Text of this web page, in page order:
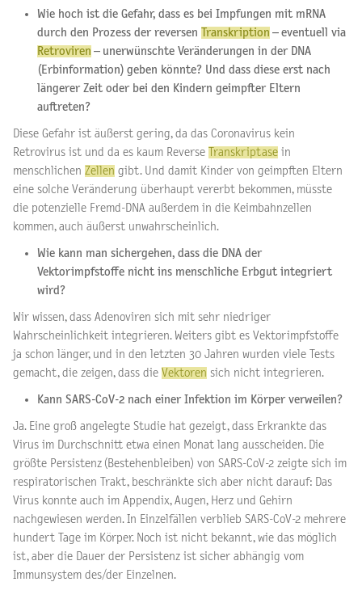
Wie hoch ist die Gefahr, dass es bei Impfungen mit mRNA
durch den Prozess der reversen
Transkription – eventuell via
Retroviren – unerwünschte Veränderungen in der DNA
(Erbinformation) geben könnte? Und dass diese erst nach
längerer Zeit oder bei den Kindern geimpfter Eltern
auftreten?
Diese Gefahr ist äußerst gering, da das Coronavirus kein
Retrovirus ist und da es kaum Reverse
Transkriptase in
menschlichen Zellen gibt. Und damit Kinder von geimpften Eltern
eine solche Veränderung überhaupt vererbt bekommen, müsste
die potenzielle Fremd-DNA außerdem in die Keimbahnzellen
kommen, auch äußerst unwahrscheinlich.
Wie kann man sichergehen, dass die DNA der
Vektorimpfstoffe nicht ins menschliche Erbgut integriert
wird?
Wir wissen, dass Adenoviren sich mit sehr niedriger
Wahrscheinlichkeit integrieren. Weiters gibt es Vektorimpfstoffe
ja schon länger, und in den letzten 30 Jahren wurden viele Tests
gemacht, die zeigen, dass die Vektoren sich nicht integrieren.
Kann SARS-CoV-2 nach einer Infektion im Körper verweilen?
Ja. Eine groß angelegte Studie hat gezeigt, dass Erkrankte das
Virus im Durchschnitt etwa einen Monat lang ausscheiden. Die
größte Persistenz (Bestehenbleiben) von SARS-CoV-2 zeigte sich im
respiratorischen Trakt, beschränkte sich aber nicht darauf: Das
Virus konnte auch im Appendix, Augen, Herz und Gehirn
nachgewiesen werden. In Einzelfällen verblieb SARS-CoV-2 mehrere
hundert Tage im Körper. Noch ist nicht bekannt, wie das möglich
ist, aber die Dauer der Persistenz ist sicher abhängig vom
Immunsystem des/der Einzelnen.